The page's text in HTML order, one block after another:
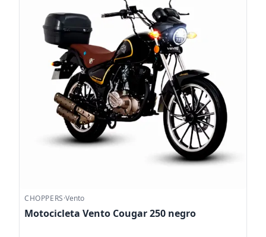
CHOPPERS·Vento
Motocicleta Vento Cougar 250 negro